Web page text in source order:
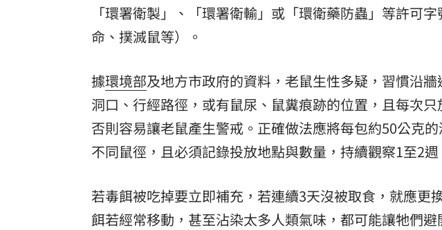
「環署衛製」、「環署衛輸」或「環衛藥防蟲」等許可
命、撲滅鼠等）。
據環境部及地方市政府的資料，老鼠生性多疑，習慣沿
洞口、行經路徑，或有鼠尿、鼠糞痕跡的位置，且每次
否則容易讓老鼠產生警戒。正確做法應將每包約50公克
不同鼠徑，且必須記錄投放地點與數量，持續觀察1至2週
若毒餌被吃掉要立即補充，若連續3天沒被取食，就應更
餌若經常移動，甚至沾染太多人類氣味，都可能讓牠們